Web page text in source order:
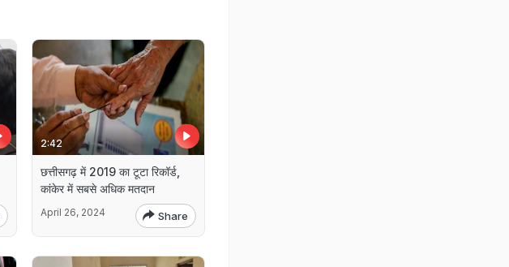
2:42
छत्तीसगढ़ में 2019 का टूटा रिकॉर्ड,
कांकेर में सबसे अधिक मतदान
April 26, 2024 Share